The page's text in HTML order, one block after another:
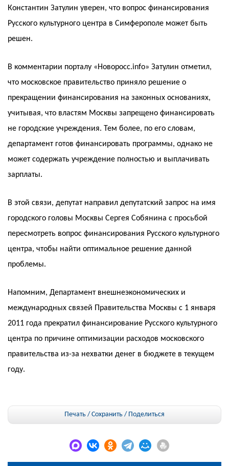
Константин Затулин уверен, что вопрос финансирования
Русского культурного центра в Симферополе может быть
решен.
В комментарии порталу «Новоросс.info» Затулин отметил,
что московское правительство приняло решение о
прекращении финансирования на законных основаниях,
учитывая, что властям Москвы запрещено финансировать
не городские учреждения. Тем более, по его словам,
департамент готов финансировать программы, однако не
может содержать учреждение полностью и выплачивать
зарплаты.
В этой связи, депутат направил депутатский запрос на имя
городского головы Москвы Сергея Собянина с просьбой
пересмотреть вопрос финансирования Русского культурного
центра, чтобы найти оптимальное решение данной
проблемы.
Напомним, Департамент внешнеэкономических и
международных связей Правительства Москвы с 1 января
2011 года прекратил финансирование Русского культурного
центра по причине оптимизации расходов московского
правительства из-за нехватки денег в бюджете в текущем
году.
Печать / Сохранить / Поделиться